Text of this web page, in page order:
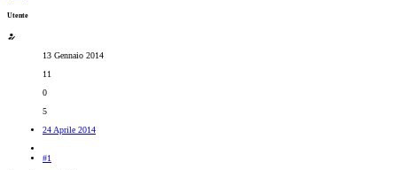
Utente
13 Gennaio 2014
11
0
5
24 Aprile 2014
#1